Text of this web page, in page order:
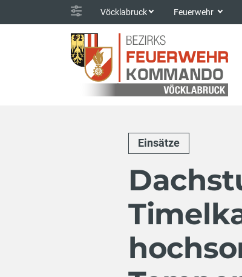
Vöcklabruck Feuerwehr
Einsätze